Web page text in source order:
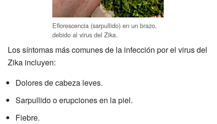
Eflorescencia (sarpullido) en un brazo,
debido al virus del Zika.
Los síntomas más comunes de la infección por el virus del
Zika incluyen:
Dolores de cabeza leves.
Sarpullido o erupciones en la piel.
Fiebre.